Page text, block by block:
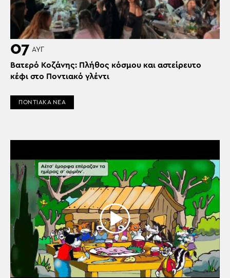
07 ΑΥΓ
Βατερό Κοζάνης: Πλήθος κόσμου και αστείρευτο
κέφι στο Ποντιακό γλέντι
ΠΟΝΤΙΑΚΑ ΝΕΑ